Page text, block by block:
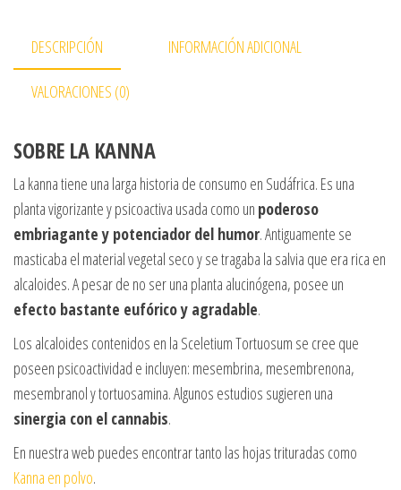
DESCRIPCIÓN INFORMACIÓN ADICIONAL
VALORACIONES (0)
SOBRE LA KANNA
La kanna tiene una larga historia de consumo en Sudáfrica. Es una
planta vigorizante y psicoactiva usada como un poderoso
embriagante y potenciador del humor. Antiguamente se
masticaba el material vegetal seco y se tragaba la salvia que era rica en
alcaloides. A pesar de no ser una planta alucinógena, posee un
efecto bastante eufórico y agradable.
Los alcaloides contenidos en la Sceletium Tortuosum se cree que
poseen psicoactividad e incluyen: mesembrina, mesembrenona,
mesembranol y tortuosamina. Algunos estudios sugieren una
sinergia con el cannabis.
En nuestra web puedes encontrar tanto las hojas trituradas como
Kanna en polvo.